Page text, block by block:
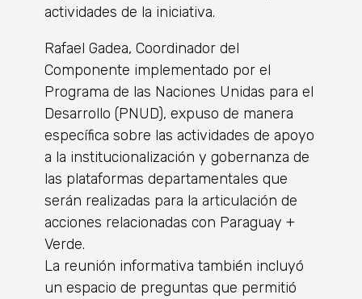
actividades de la iniciativa.
Rafael Gadea, Coordinador del
Componente implementado por el
Programa de las Naciones Unidas para el
Desarrollo (PNUD), expuso de manera
específica sobre las actividades de apoyo
a la institucionalización y gobernanza de
las plataformas departamentales que
serán realizadas para la articulación de
acciones relacionadas con Paraguay +
Verde.
La reunión informativa también incluyó
un espacio de preguntas que permitió